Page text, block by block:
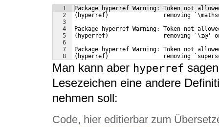
1
2
3
4
5
6
7
8
Package hyperref Warning: Token not
(hyperref)                removing
Package hyperref Warning: Token not
(hyperref)                removing `\z@'
Package hyperref Warning: Token not
(hyperref)                removing
Man kann aber hyperref
Lesezeichen eine andere
nehmen soll:
Code, hier editierbar zum